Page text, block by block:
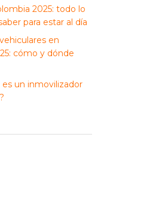
2025: todo lo
para estar al día
en
cómo y dónde
es un inmovilizador